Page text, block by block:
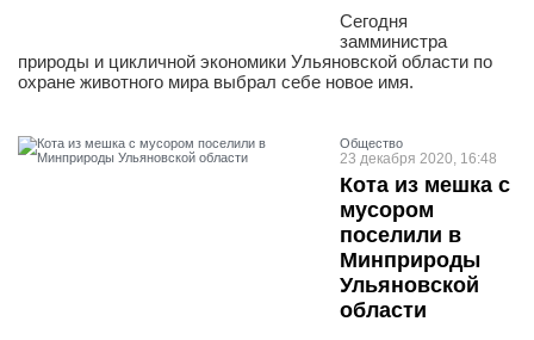
Сегодня
замминистра
природы и цикличной экономики Ульяновской области по
охране животного мира выбрал себе новое имя.
Общество
23 декабря 2020, 16:48
Кота из мешка с
мусором
поселили в
Минприроды
Ульяновской
области